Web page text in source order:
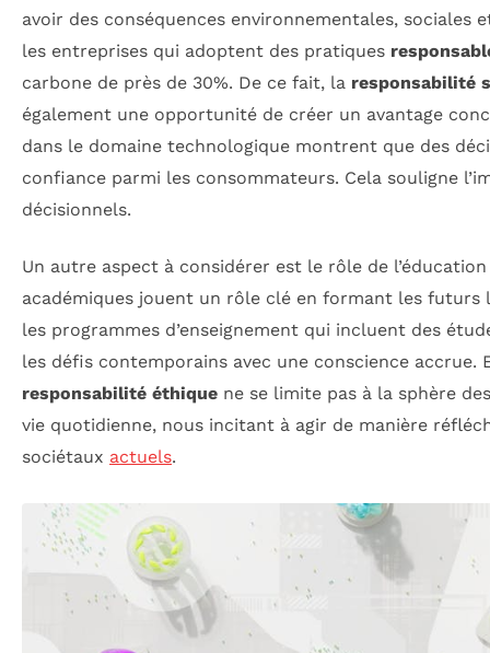
avoir des conséquences environnementales,
les entreprises qui adoptent des pratiques
carbone de près de 30%. De ce fait, la responsabilité
également une opportunité de créer un avantage
dans le domaine technologique montrent que des
confiance parmi les consommateurs. Cela souligne
décisionnels.
Un autre aspect à considérer est le rôle de
académiques jouent un rôle clé en formant les
les programmes d’enseignement qui incluent des
les défis contemporains avec une conscience
responsabilité éthique ne se limite pas à la sphère
vie quotidienne, nous incitant à agir de manière
sociétaux actuels.